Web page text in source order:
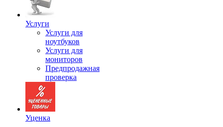
Услуги
Услуги для
ноутбуков
Услуги для
мониторов
Предпродажная
проверка
Уценка